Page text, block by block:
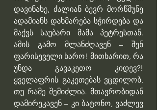
დავინახე, ძალიან ბევრ მორწმუნე
ადამიანს დახმარება სჭირდება და
მაქვს საუბარი მამა პეტრესთან.
ამის გამო მლანძღავენ – შენ
ფარისეველი ხარო! მითხარით, რა
უნდა გავაკეთო კიდევ?!
ყველაფრის გაკეთებას ვცდილობ,
თუ რამე შემიძლია. მთავრობიდან
დამირეკავენ – კი ბატონო, ვაძლევ